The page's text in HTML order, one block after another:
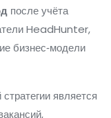
после учёта
HeadHunter,
бизнес‑модели
является